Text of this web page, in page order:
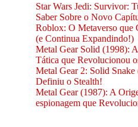
Star Wars Jedi: Survivor:
Saber Sobre o Novo
Roblox: O Metaverso que
(e Continua Expandindo!)
Metal Gear Solid (1998):
Tática que Revolucionou
Metal Gear 2: Solid
Definiu o Stealth!
Metal Gear (1987): A
espionagem que